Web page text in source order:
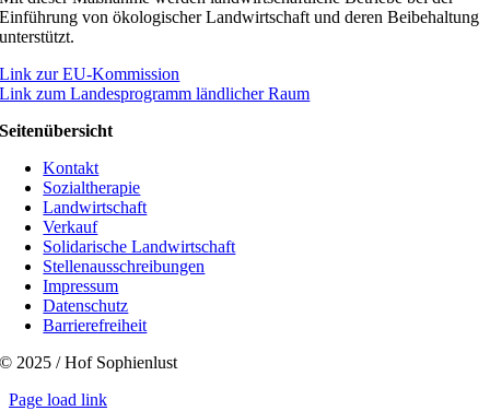
Einführung von ökologischer Landwirtschaft und deren Beibehaltung
unterstützt.
Link zur EU-Kommission
Link zum Landesprogramm ländlicher Raum
Seitenübersicht
Kontakt
Sozialtherapie
Landwirtschaft
Verkauf
Solidarische Landwirtschaft
Stellenausschreibungen
Impressum
Datenschutz
Barrierefreiheit
© 2025 / Hof Sophienlust
Page load link